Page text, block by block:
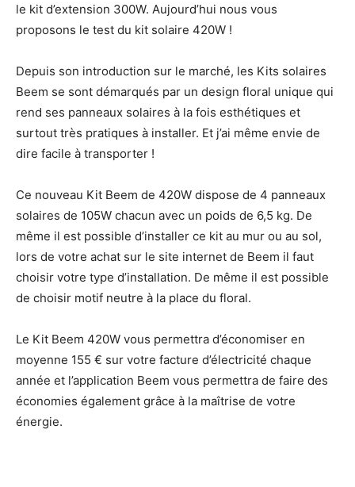
le kit d’extension 300W. Aujourd’hui nous vous
proposons le test du kit solaire 420W !
Depuis son introduction sur le marché, les Kits solaires
Beem se sont démarqués par un design floral unique qui
rend ses panneaux solaires à la fois esthétiques et
surtout très pratiques à installer. Et j’ai même envie de
dire facile à transporter !
Ce nouveau Kit Beem de 420W dispose de 4 panneaux
solaires de 105W chacun avec un poids de 6,5 kg. De
même il est possible d’installer ce kit au mur ou au sol,
lors de votre achat sur le site internet de Beem il faut
choisir votre type d’installation. De même il est possible
de choisir motif neutre à la place du floral.
Le Kit Beem 420W vous permettra d’économiser en
moyenne 155 € sur votre facture d’électricité chaque
année et l’application Beem vous permettra de faire des
économies également grâce à la maîtrise de votre
énergie.